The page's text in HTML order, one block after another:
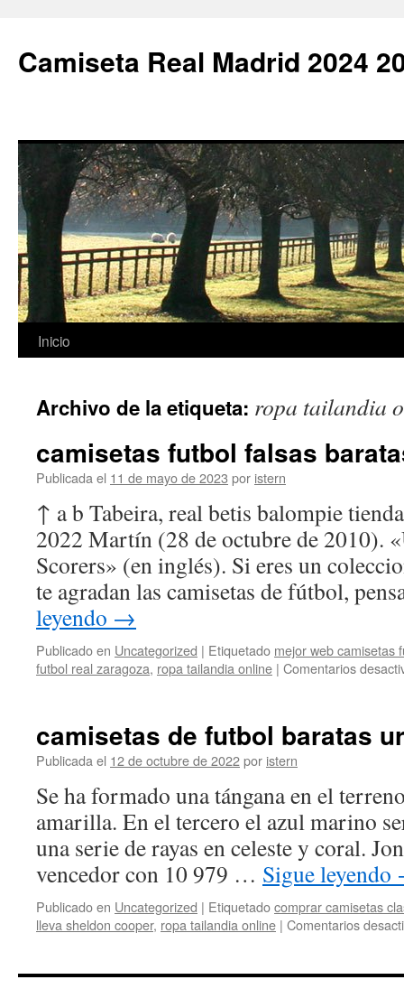
Camiseta Real Madrid 2024
Saltar
contenido
Inicio
Archivo de la etiqueta: ropa tailandia
camisetas futbol falsas
Publicada el 11 de mayo de 2023 por istern
↑ a b Tabeira, real betis balompie
2022 Martín (28 de octubre de 2010).
Scorers» (en inglés). Si eres un
te agradan las camisetas de fútbol,
leyendo →
Publicado en Uncategorized | Etiquetado mejor web camisetas
futbol real zaragoza, ropa tailandia online | Comentarios
camisetas de futbol baratas
Publicada el 12 de octubre de 2022por istern
Se ha formado una tángana en el
amarilla. En el tercero el azul marino
una serie de rayas en celeste y coral.
vencedor con 10 979 … Sigue leyendo
Publicado en Uncategorized | Etiquetadocomprar camisetas
lleva sheldon cooper, ropa tailandia online | Comentarios